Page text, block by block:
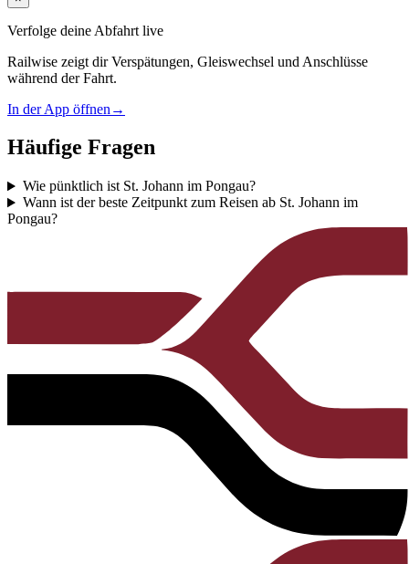
Verfolge deine Abfahrt live
Railwise zeigt dir Verspätungen, Gleiswechsel und Anschlüsse
während der Fahrt.
In der App öffnen →
Häufige Fragen
Wie pünktlich ist St. Johann im Pongau?
Wann ist der beste Zeitpunkt zum Reisen ab St. Johann im
Pongau?